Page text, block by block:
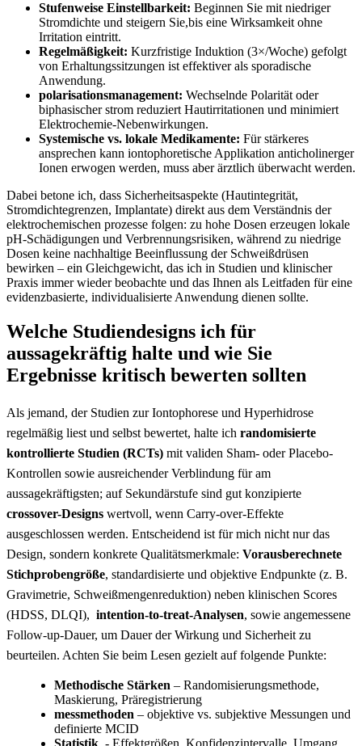
Stufenweise Einstellbarkeit: ⁢Beginnen Sie mit niedriger
Stromdichte und ⁢steigern Sie,bis eine Wirksamkeit ohne
Irritation eintritt.
Regelmäßigkeit: Kurzfristige Induktion (3×/Woche)‌ gefolgt
von ‍Erhaltungssitzungen ist effektiver⁣ als sporadische
Anwendung.
polarisationsmanagement: Wechselnde Polarität oder
biphasischer strom reduziert Hautirritationen und minimiert
Elektrochemie‑Nebenwirkungen.
Systemische vs. lokale Medikamente: Für stärkeres
ansprechen kann⁣ iontophoretische Applikation anticholinerger‌
Ionen erwogen werden, muss ‍aber ärztlich‌ überwacht werden.
Dabei betone ich, dass Sicherheitsaspekte (Hautintegrität,
Stromdichtegrenzen, Implantate) direkt aus dem⁢ Verständnis der
elektrochemischen⁤ prozesse ‍folgen: zu‌ hohe Dosen erzeugen‌ lokale
pH‑Schädigungen und Verbrennungsrisiken, während zu niedrige
Dosen ⁣keine nachhaltige ‍Beeinflussung der Schweißdrüsen
bewirken – ein Gleichgewicht, das ich in Studien und klinischer
Praxis immer wieder beobachte und das Ihnen als Leitfaden⁢ für ⁣eine
‌evidenzbasierte, individualisierte Anwendung dienen sollte.
Welche Studiendesigns ich für
aussagekräftig halte​ und wie Sie
Ergebnisse kritisch bewerten sollten
Als jemand, der Studien zur Iontophorese und Hyperhidrose
regelmäßig liest und⁢ selbst bewertet, halte ich‌ randomisierte
kontrollierte Studien⁣ (RCTs) mit validen Sham- ‌oder Placebo-
Kontrollen sowie ausreichender⁢ Verblindung für am
aussagekräftigsten; auf ⁣Sekundärstufe sind gut konzipierte
crossover-Designs wertvoll, wenn Carry‑over-Effekte
ausgeschlossen werden. Entscheidend ‍ist für mich nicht nur ⁢das
Design, sondern​ konkrete Qualitätsmerkmale: Vorausberechnete
Stichprobengröße, standardisierte ‌und objektive ‍Endpunkte⁣ (z. B.‌
Gravimetrie, Schweißmengenreduktion)‌ neben klinischen⁣ Scores
(HDSS, DLQI), ‌ intention-to-treat-Analysen, sowie angemessene⁤
Follow‑up‑Dauer, um Dauer der Wirkung und Sicherheit zu
beurteilen. Achten Sie beim Lesen gezielt auf folgende Punkte:
Methodische Stärken – Randomisierungsmethode,
Maskierung, Präregistrierung
messmethoden – objektive vs. subjektive ⁢Messungen und
definierte MCID